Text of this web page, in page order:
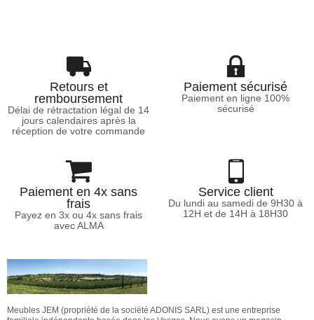
Retours et
remboursement
Délai de rétractation légal de 14
jours calendaires après la
réception de votre commande
Paiement sécurisé
Paiement en ligne 100%
sécurisé
Paiement en 4x sans
frais
Payez en 3x ou 4x sans frais
avec ALMA
Service client
Du lundi au samedi de 9H30 à
12H et de 14H à 18H30
Meubles JEM (propriété de la société ADONIS SARL) est une entreprise